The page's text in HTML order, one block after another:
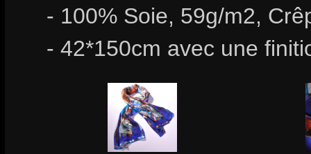
- 100% Soie, 59g/m2,
- 42*150cm avec une